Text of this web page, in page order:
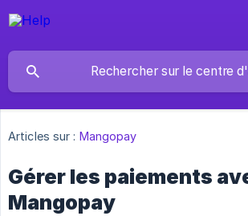
Articles sur : Mangopay
Gérer les paiements
Mangopay